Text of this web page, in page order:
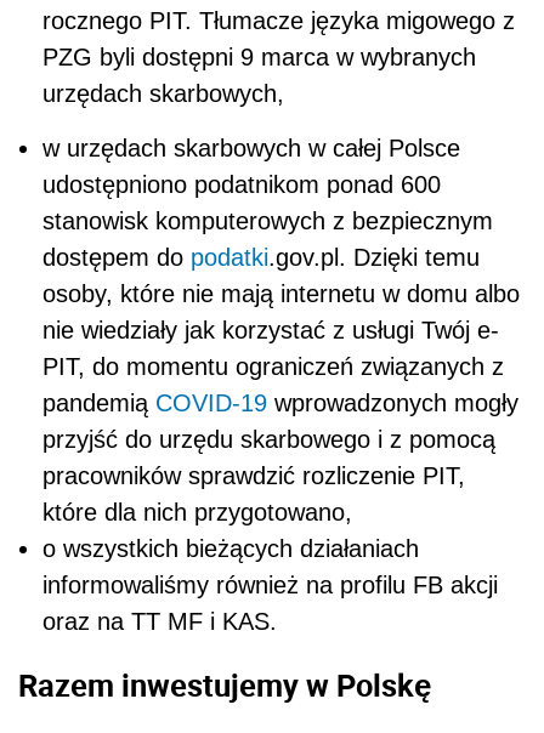
rocznego PIT. Tłumacze języka migowego z
PZG byli dostępni 9 marca w wybranych
urzędach skarbowych,
w urzędach skarbowych w całej Polsce
udostępniono podatnikom ponad 600
stanowisk komputerowych z bezpiecznym
dostępem do podatki.gov.pl. Dzięki temu
osoby, które nie mają internetu w domu albo
nie wiedziały jak korzystać z usługi Twój e-
PIT, do momentu ograniczeń związanych z
pandemią COVID-19 wprowadzonych mogły
przyjść do urzędu skarbowego i z pomocą
pracowników sprawdzić rozliczenie PIT,
które dla nich przygotowano,
o wszystkich bieżących działaniach
informowaliśmy również na profilu FB akcji
oraz na TT MF i KAS.
Razem inwestujemy w Polskę